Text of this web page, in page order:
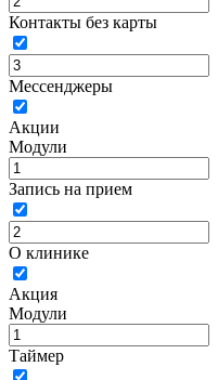
Контакты без карты
Мессенджеры
Акции
Модули
Запись на прием
О клинике
Акция
Модули
Таймер